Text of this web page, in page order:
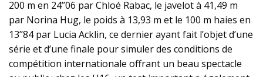
200 m en 24’’06 par Chloé Rabac, le javelot à 41,49 m
par Norina Hug, le poids à 13,93 m et le 100 m haies en
13’’84 par Lucia Acklin, ce dernier ayant fait l’objet d’une
série et d’une finale pour simuler des conditions de
compétition internationale offrant un beau spectacle